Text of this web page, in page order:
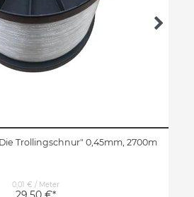
Trollingschnur" 0,45mm, 2700m
0,01 € / Meter